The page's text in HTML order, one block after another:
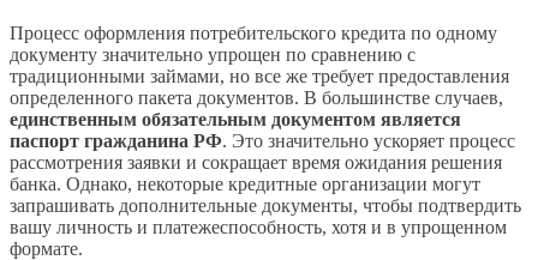
Процесс оформления потребительского кредита по одному
документу значительно упрощен по сравнению с
традиционными займами, но все же требует предоставления
определенного пакета документов. В большинстве случаев,
единственным обязательным документом является
паспорт гражданина РФ. Это значительно ускоряет процесс
рассмотрения заявки и сокращает время ожидания решения
банка. Однако, некоторые кредитные организации могут
запрашивать дополнительные документы, чтобы подтвердить
вашу личность и платежеспособность, хотя и в упрощенном
формате.